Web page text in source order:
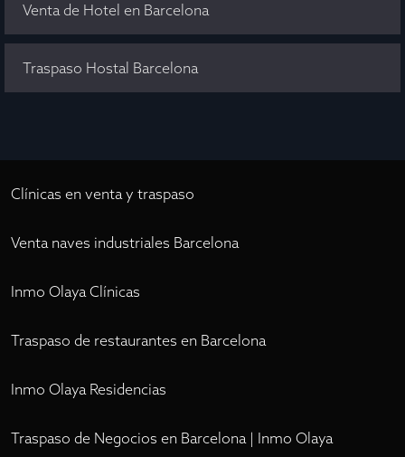
Venta de Hotel en Barcelona
Traspaso Hostal Barcelona
Clínicas en venta y traspaso
Venta naves industriales Barcelona
Inmo Olaya Clínicas
Traspaso de restaurantes en Barcelona
Inmo Olaya Residencias
Traspaso de Negocios en Barcelona | Inmo Olaya